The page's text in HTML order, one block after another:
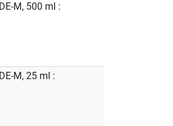
M, 500 ml :
M, 25 ml :